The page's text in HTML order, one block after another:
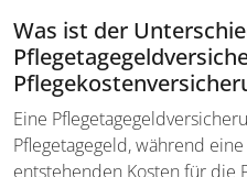
Was ist der
Eine
Pflegetagegeld, während
entstehenden Kosten für die